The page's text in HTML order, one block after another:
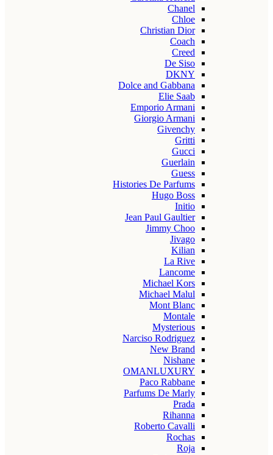
Chanel
Chloe
Christian Dior
Coach
Creed
De Siso
DKNY
Dolce and Gabbana
Elie Saab
Emporio Armani
Giorgio Armani
Givenchy
Gritti
Gucci
Guerlain
Guess
Histories De Parfums
Hugo Boss
Initio
Jean Paul Gaultier
Jimmy Choo
Jivago
Kilian
La Rive
Lancome
Michael Kors
Michael Malul
Mont Blanc
Montale
Mysterious
Narciso Rodriguez
New Brand
Nishane
OMANLUXURY
Paco Rabbane
Parfums De Marly
Prada
Rihanna
Roberto Cavalli
Rochas
Roja